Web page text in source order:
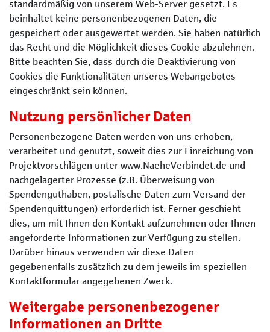
standardmäßig von unserem Web-Server gesetzt. Es
beinhaltet keine personenbezogenen Daten, die
gespeichert oder ausgewertet werden. Sie haben natürlich
das Recht und die Möglichkeit dieses Cookie abzulehnen.
Bitte beachten Sie, dass durch die Deaktivierung von
Cookies die Funktionalitäten unseres Webangebotes
eingeschränkt sein können.
Nutzung persönlicher Daten
Personenbezogene Daten werden von uns erhoben,
verarbeitet und genutzt, soweit dies zur Einreichung von
Projektvorschlägen unter www.NaeheVerbindet.de und
nachgelagerter Prozesse (z.B. Überweisung von
Spendenguthaben, postalische Daten zum Versand der
Spendenquittungen) erforderlich ist. Ferner geschieht
dies, um mit Ihnen den Kontakt aufzunehmen oder Ihnen
angeforderte Informationen zur Verfügung zu stellen.
Darüber hinaus verwenden wir diese Daten
gegebenenfalls zusätzlich zu dem jeweils im speziellen
Kontaktformular angegebenen Zweck.
Weitergabe personenbezogener
Informationen an Dritte